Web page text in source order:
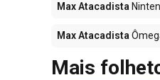
Max Atacadista
Max Atacadista
Mais